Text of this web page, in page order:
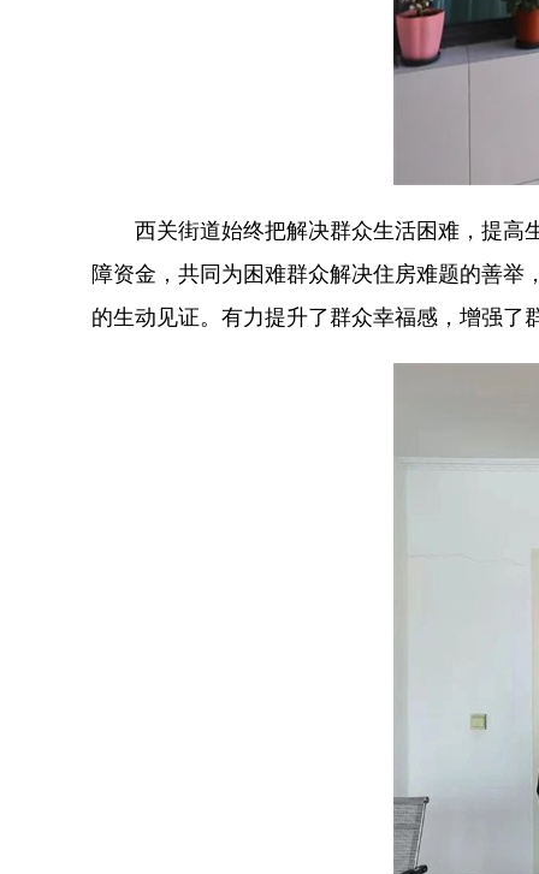
西关街道始终把解决群众生活困难，提高
障资金，共同为困难群众解决住房难题的善
的生动见证。有力提升了群众幸福感，增强了